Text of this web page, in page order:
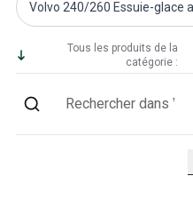
Volvo 1800 Pièces intérieures
Volvo 1800 Système de
Volvo 1800 Jantes/Enjoliveurs
Pièces Volvo 140/164
Volvo 140/164 Pièces de
Volvo 140/164 Système de
Volvo 240/260 Essuie-glace
Tous les produits de la
catégorie :